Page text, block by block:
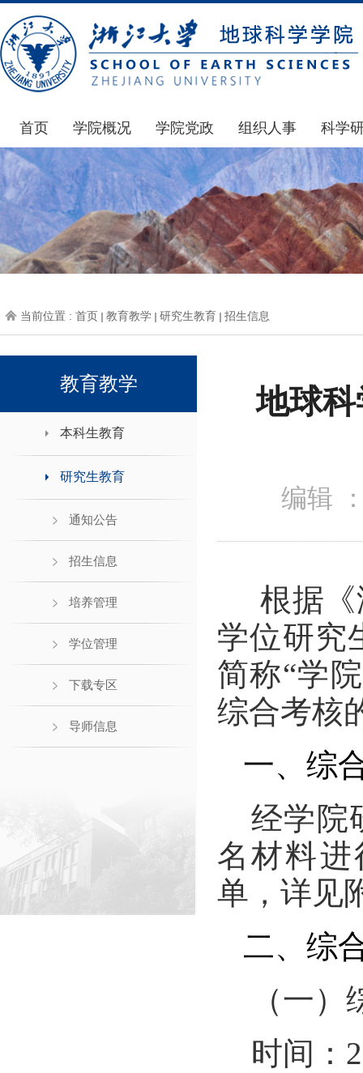
首页 学院概况
学院简介
发展简史
组织机构
师资力量
学院院刊
学院党政
通知公告
学院发文
党委会议纪要
党政联席会议纪要
人力资源会议纪要
办事指南
组织人事
通知公告
博士后管理
人才招聘
年度考核
职称晋升
下载专区
科学
国家
科研
通知
科研
地科
当前位置 : 首页 教育教学 研究生教育 招生信息
教育教学
本科生教育
研究生教育
通知公告
招生信息
培养管理
学位管理
下载专区
导师信息
地球
编辑
根据
学位研究
简称“学
综合考核
一、综
经学院
名材料
单，详见
二、综
（一
时间：